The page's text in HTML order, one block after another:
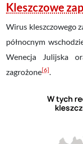
Kleszczowe
Wirus kleszczowego
północnym
Wenecja Julijska
zagrożone[6].